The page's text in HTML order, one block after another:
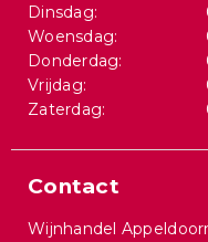
Dinsdag:
Woensdag:
Donderdag:
Vrijdag:
Zaterdag:
Contact
Wijnhandel